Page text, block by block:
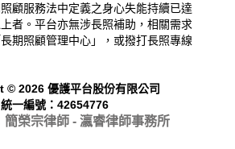
顧服務法中定義之身心失能持續已達
者。平台亦無涉長照補助，相關需求
期照顧管理中心」，或撥打長照專線
2026 優護平台股份有限公司
統一編號：42654776
簡榮宗律師 - 瀛睿律師事務所